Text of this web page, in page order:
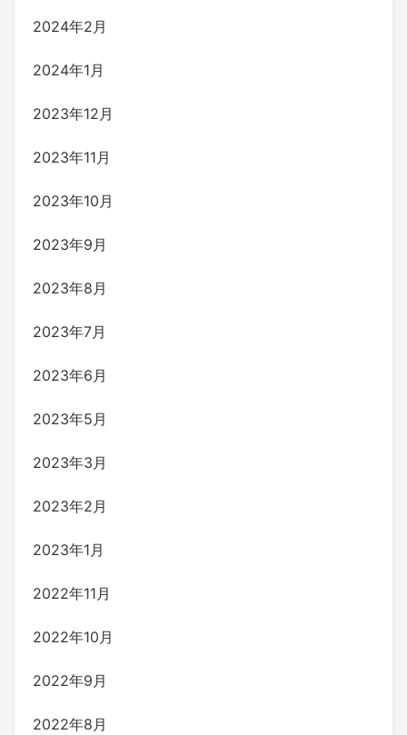
2024年2月
2024年1月
2023年12月
2023年11月
2023年10月
2023年9月
2023年8月
2023年7月
2023年6月
2023年5月
2023年3月
2023年2月
2023年1月
2022年11月
2022年10月
2022年9月
2022年8月